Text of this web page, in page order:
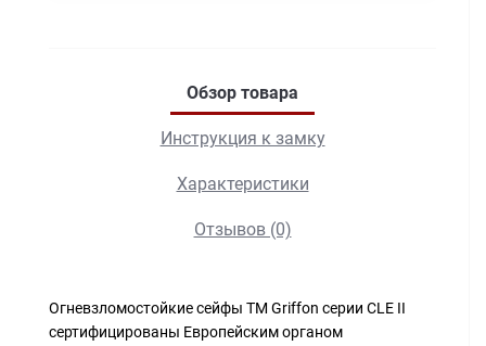
Обзор товара
Инструкция к замку
Характеристики
Отзывов (0)
Огневзломостойкие сейфы TM Griffon серии CLE II
сертифицированы Европейским органом